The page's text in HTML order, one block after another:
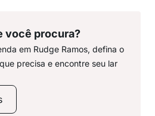
você procura?
em Rudge Ramos, defina o
precisa e encontre seu lar